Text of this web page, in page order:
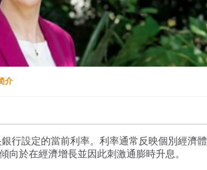
介
行設定的當前利率。利率通常反映個別經濟體
向於在經濟增長並因此刺激通膨時升息。